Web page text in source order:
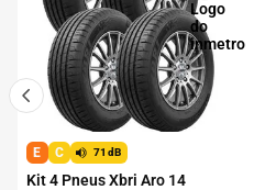
E C 71dB
Kit 4 Pneus Xbri Aro 14